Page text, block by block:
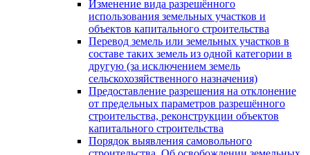
Изменение вида разрешённого
использования земельных участков и
объектов капитального строительства
Перевод земель или земельных участков в
составе таких земель из одной категории в
другую (за исключением земель
сельскохозяйственного назначения)
Предоставление разрешения на отклонение
от предельных параметров разрешённого
строительства, реконструкции объектов
капитального строительства
Порядок выявления самовольного